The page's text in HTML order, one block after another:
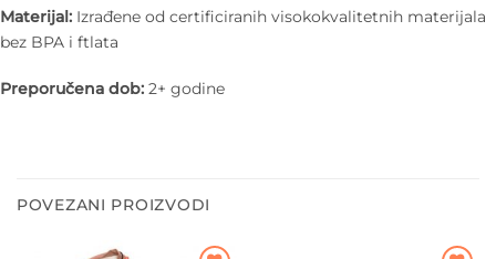
Materijal: Izrađene od certificiranih visokokvalitetnih materijala
bez BPA i ftlata
Preporučena dob: 2+ godine
POVEZANI PROIZVODI